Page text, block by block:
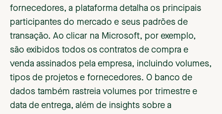
fornecedores, a plataforma detalha os principais
participantes do mercado e seus padrões de
transação. Ao clicar na Microsoft, por exemplo,
são exibidos todos os contratos de compra e
venda assinados pela empresa, incluindo volumes,
tipos de projetos e fornecedores. O banco de
dados também rastreia volumes por trimestre e
data de entrega, além de insights sobre a